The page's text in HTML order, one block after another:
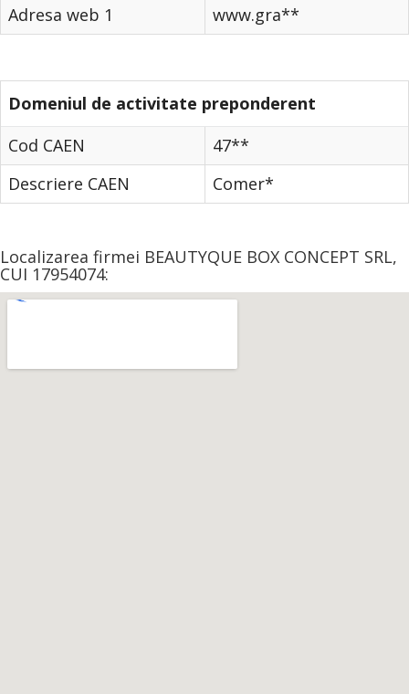
Adresa web 1 www.gra**
Domeniul de activitate preponderent
Cod CAEN
47**
Descriere CAEN
Comer*
Localizarea firmei BEAUTYQUE BOX CONCEPT SRL,
CUI 17954074: